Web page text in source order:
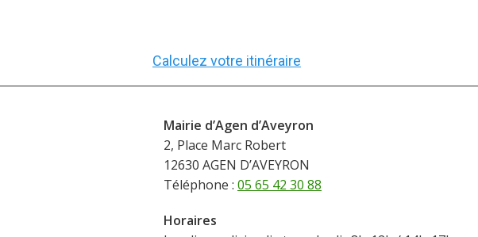
Calculez votre itinéraire
Mairie d’Agen d’Aveyron
2, Place Marc Robert
12630 AGEN D’AVEYRON
Téléphone : 05 65 42 30 88
Horaires